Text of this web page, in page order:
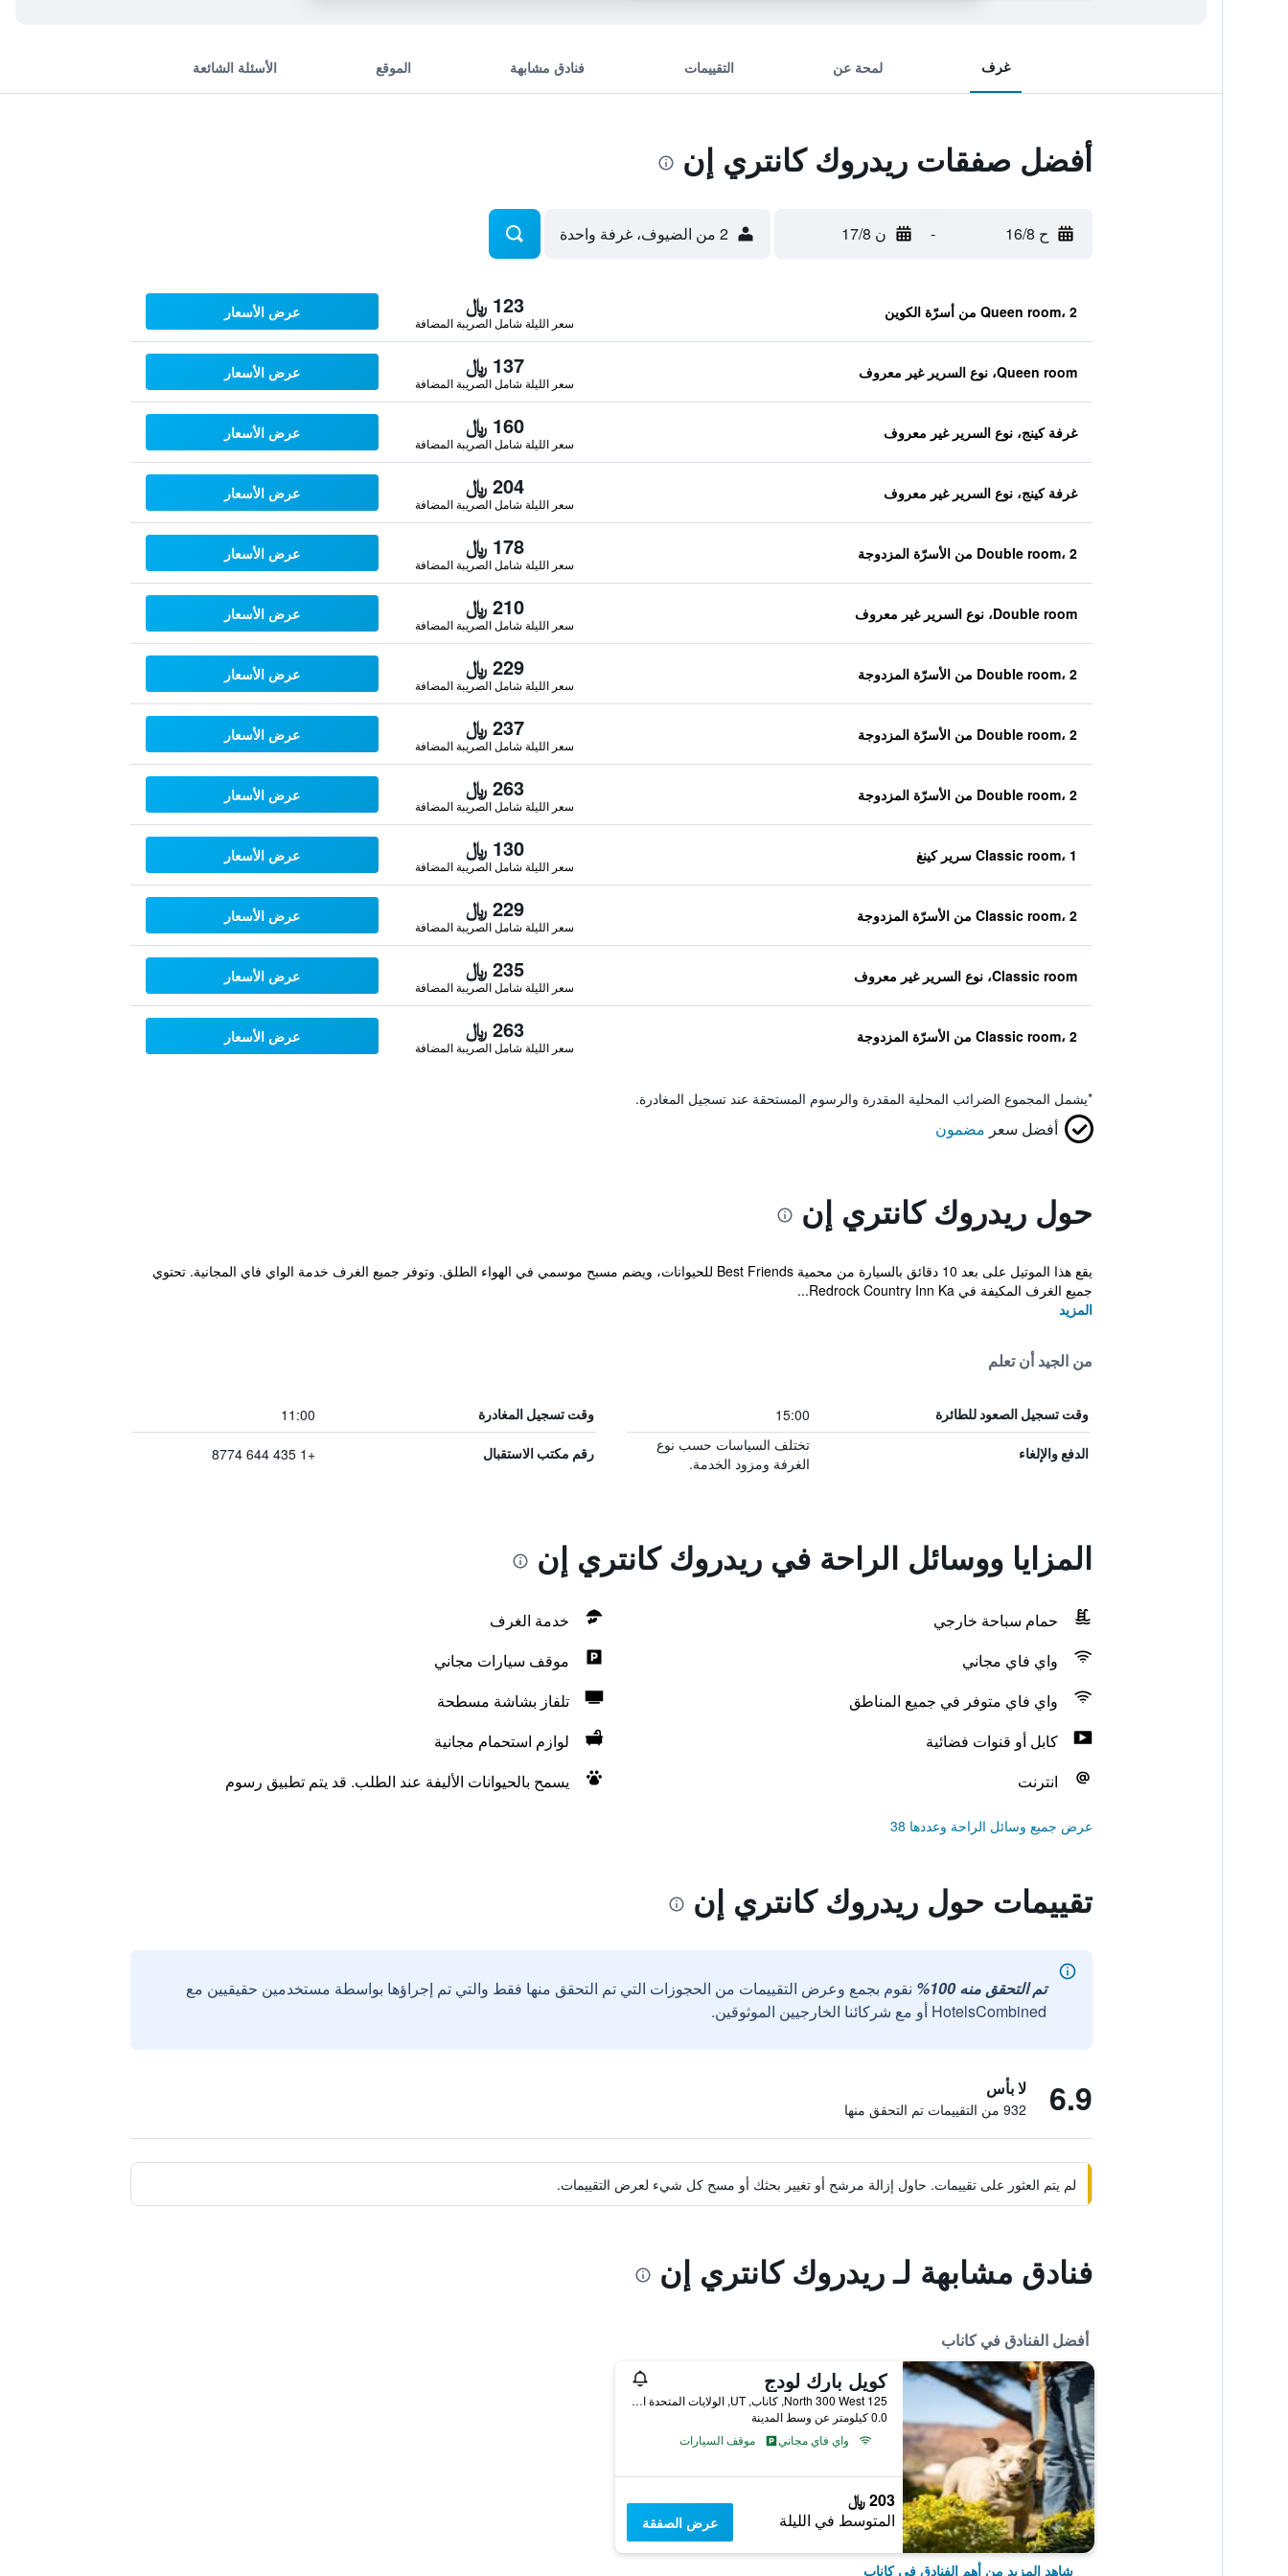
غرف لمحة عن التقييمات فنادق مشابهة الموقع الأسئلة الشائعة
أفضل صفقات ريدروك كانتري إن
ح 16/8 - ن 17/8 2 من الضيوف، غرفة واحدة
Queen room، 2 من أسرّة الكوين 123 ﷼
سعر الليلة شامل الصريبة المضافة
عرض الأسعار
Queen room، نوع السرير غير معروف 137 ﷼
سعر الليلة شامل الصريبة المضافة
عرض الأسعار
غرفة كينج، نوع السرير غير معروف 160 ﷼
سعر الليلة شامل الصريبة المضافة
عرض الأسعار
غرفة كينج، نوع السرير غير معروف 204 ﷼
سعر الليلة شامل الصريبة المضافة
عرض الأسعار
Double room، 2 من الأسرّة المزدوجة 178 ﷼
سعر الليلة شامل الصريبة المضافة
عرض الأسعار
Double room، نوع السرير غير معروف 210 ﷼
سعر الليلة شامل الصريبة المضافة
عرض الأسعار
Double room، 2 من الأسرّة المزدوجة 229 ﷼
سعر الليلة شامل الصريبة المضافة
عرض الأسعار
Double room، 2 من الأسرّة المزدوجة 237 ﷼
سعر الليلة شامل الصريبة المضافة
عرض الأسعار
Double room، 2 من الأسرّة المزدوجة 263 ﷼
سعر الليلة شامل الصريبة المضافة
عرض الأسعار
Classic room، 1 سرير كينغ 130 ﷼
سعر الليلة شامل الصريبة المضافة
عرض الأسعار
Classic room، 2 من الأسرّة المزدوجة 229 ﷼
سعر الليلة شامل الصريبة المضافة
عرض الأسعار
Classic room، نوع السرير غير معروف 235 ﷼
سعر الليلة شامل الصريبة المضافة
عرض الأسعار
Classic room، 2 من الأسرّة المزدوجة 263 ﷼
سعر الليلة شامل الصريبة المضافة
عرض الأسعار
*يشمل المجموع الضرائب المحلية المقدرة والرسوم المستحقة عند تسجيل المغادرة.
أفضل سعر مضمون
حول ريدروك كانتري إن
يقع هذا الموتيل على بعد 10 دقائق بالسيارة من محمية Best Friends للحيوانات، ويضم مسبح موسمي في الهواء الطلق. وتوفر جميع الغرف خدمة الواي فاي المجانية. تحتوي
جميع الغرف المكيفة في Redrock Country Inn Ka...
المزيد
من الجيد أن تعلم
وقت تسجيل الصعود للطائرة 15:00 وقت تسجيل المغادرة 11:00
الدفع والإلغاء
تختلف السياسات حسب نوع
الغرفة ومزود الخدمة.
رقم مكتب الاستقبال +1 435 644 8774
المزايا ووسائل الراحة في ريدروك كانتري إن
حمام سباحة خارجي
خدمة الغرف
واي فاي مجاني
موقف سيارات مجاني
واي فاي متوفر في جميع المناطق
تلفاز بشاشة مسطحة
كابل أو قنوات فضائية
لوازم استحمام مجانية
انترنت
يسمح بالحيوانات الأليفة عند الطلب. قد يتم تطبيق رسوم
عرض جميع وسائل الراحة وعددها 38
تقييمات حول ريدروك كانتري إن
تم التحقق منه 100%
نقوم بجمع وعرض التقييمات من الحجوزات التي تم التحقق منها فقط والتي تم إجراؤها بواسطة مستخدمين حقيقيين مع
HotelsCombined أو مع شركائنا الخارجيين الموثوقين.
6.9 لا بأس
932 من التقييمات تم التحقق منها
لم يتم العثور على تقييمات. حاول إزالة مرشح أو تغيير بحثك أو مسح كل شيء لعرض التقييمات.
فنادق مشابهة لـ ريدروك كانتري إن
أفضل الفنادق في كاناب
كويل بارك لودج
125 North 300 West, كاناب, UT, الولايات المتحدة الأميريكية
0.0 كيلومتر عن وسط المدينة
واي فاي مجاني
موقف السيارات
203 ﷼
المتوسط في الليلة عرض الصفقة
شاهد المزيد من أهم الفنادق في كاناب